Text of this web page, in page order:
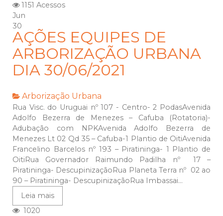
1151 Acessos
Jun
30
AÇÕES EQUIPES DE
ARBORIZAÇÃO URBANA
DIA 30/06/2021
Arborização Urbana
Rua Visc. do Uruguai nº 107 - Centro- 2 PodasAvenida
Adolfo Bezerra de Menezes – Cafuba (Rotatoria)-
Adubação com NPKAvenida Adolfo Bezerra de
Menezes Lt 02 Qd 35 – Cafuba-1 Plantio de OitiAvenida
Francelino Barcelos nº 193 – Piratininga- 1 Plantio de
OitiRua Governador Raimundo Padilha nº 17 –
Piratininga- DescupinizaçãoRua Planeta Terra nº 02 ao
90 – Piratininga- DescupinizaçãoRua Imbassai...
Leia mais
1020